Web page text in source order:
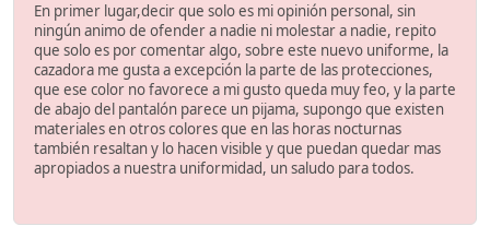
En primer lugar,decir que solo es mi opinión personal, sin
ningún animo de ofender a nadie ni molestar a nadie, repito
que solo es por comentar algo, sobre este nuevo uniforme, la
cazadora me gusta a excepción la parte de las protecciones,
que ese color no favorece a mi gusto queda muy feo, y la parte
de abajo del pantalón parece un pijama, supongo que existen
materiales en otros colores que en las horas nocturnas
también resaltan y lo hacen visible y que puedan quedar mas
apropiados a nuestra uniformidad, un saludo para todos.